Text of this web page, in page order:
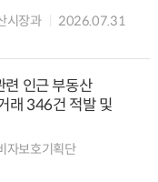
시장과
2026.07.31
련 인근 부동산
래 346건 적발 및
자보호기획단